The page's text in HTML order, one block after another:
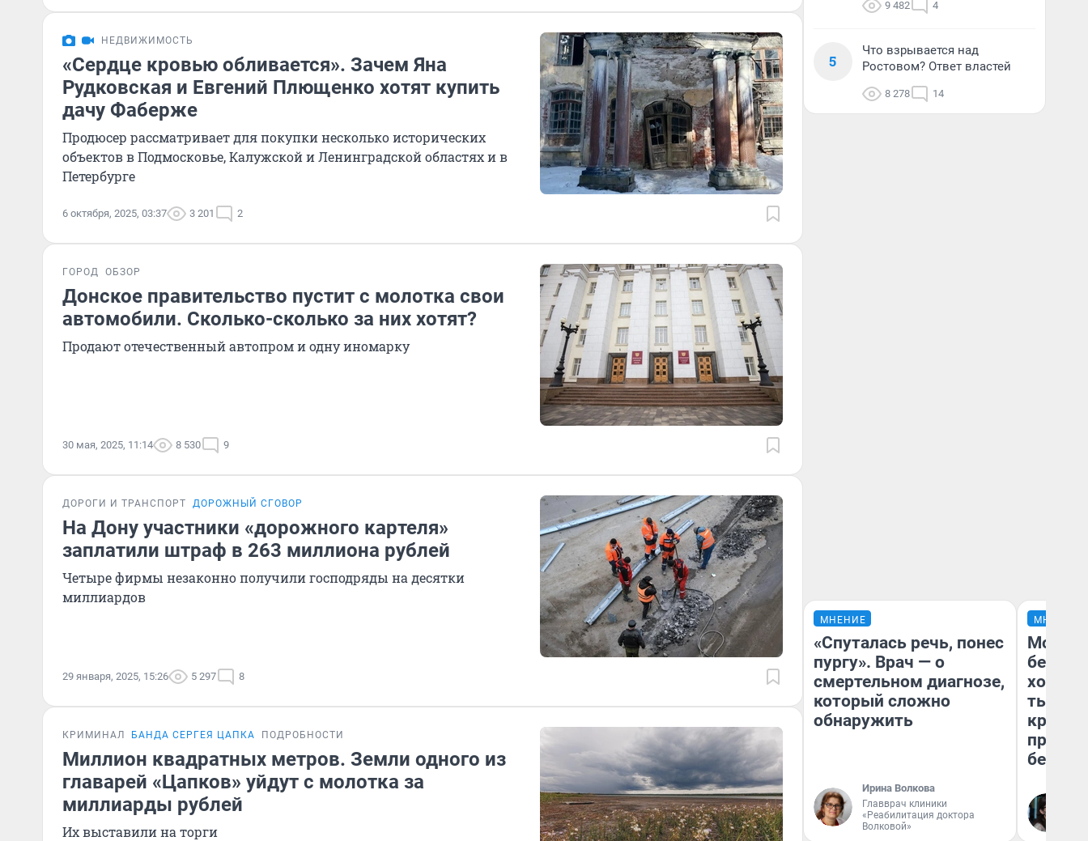
НЕДВИЖИМОСТЬ
«Сердце кровью обливается». Зачем Яна
Рудковская и Евгений Плющенко хотят купить
дачу Фаберже
Продюсер рассматривает для покупки несколько исторических
объектов в Подмосковье, Калужской и Ленинградской областях и в
Петербурге
6 октября, 2025, 03:37 3 201 2
ГОРОД ОБЗОР
Донское правительство пустит с молотка свои
автомобили. Сколько-сколько за них хотят?
Продают отечественный автопром и одну иномарку
30 мая, 2025, 11:14 8 530 9
ДОРОГИ И ТРАНСПОРТ ДОРОЖНЫЙ СГОВОР
На Дону участники «дорожного картеля»
заплатили штраф в 263 миллиона рублей
Четыре фирмы незаконно получили господряды на десятки
миллиардов
29 января, 2025, 15:26 5 297 8
КРИМИНАЛ БАНДА СЕРГЕЯ ЦАПКА ПОДРОБНОСТИ
Миллион квадратных метров. Земли одного из
главарей «Цапков» уйдут с молотка за
миллиарды рублей
Их выставили на торги
9 482 4
5
Что взрывается над
Ростовом? Ответ властей
8 278 14
МНЕНИЕ
«Спуталась речь, понес
пургу». Врач — о
смертельном диагнозе,
который сложно
обнаружить
Ирина Волкова
Главврач клиники
«Реабилитация доктора
Волковой»
МНЕНИЕ
Мой
хотела
тысяч,